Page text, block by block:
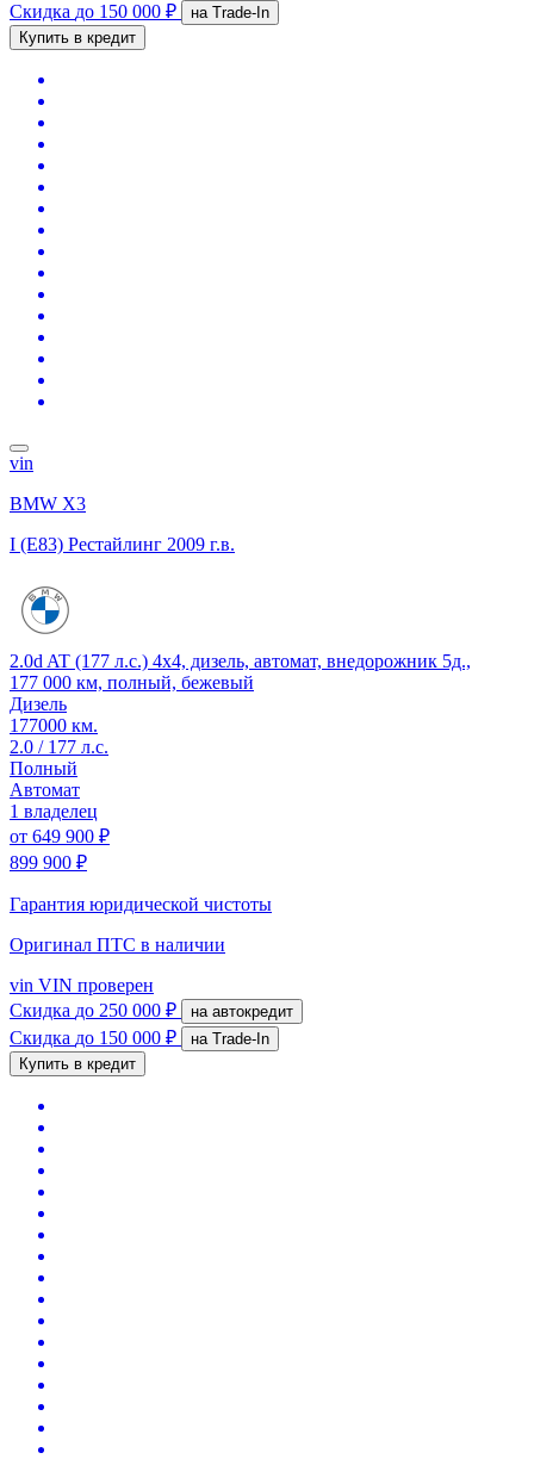
Скидка до 150 000 ₽
на Trade-In
Купить в кредит
vin
BMW X3
I (E83) Рестайлинг 2009 г.в.
2.0d AT (177 л.с.) 4x4, дизель, автомат, внедорожник 5д.,
177 000 км, полный, бежевый
Дизель
177000 км.
2.0 / 177 л.с.
Полный
Автомат
1 владелец
от 649 900 ₽
899 900 ₽
Гарантия юридической чистоты
Оригинал ПТС в наличии
vin VIN проверен
Скидка до 250 000 ₽ на автокредит
Скидка до 150 000 ₽
на Trade-In
Купить в кредит